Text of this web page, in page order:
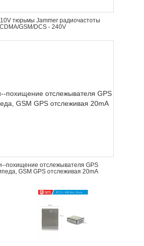
тюрьмы Jammer радиочастоты
CDMA/GSM/DCS - 240V
похищение отслежывателя GPS
GSM GPS отслеживая 20mA